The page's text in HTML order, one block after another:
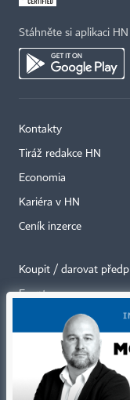
Stáhněte si aplikaci HN
Kontakty
Tiráž redakce HN
Economia
Kariéra v HN
Ceník inzerce
Koupit / darovat
Eventy
Newslettery
RSS kanály